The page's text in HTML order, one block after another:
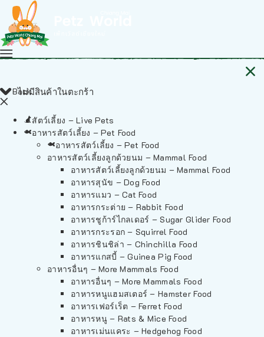
ไม่มีสินค้าในตะกร้า
Back
สัตว์เลี้ยง – Live Pets
อาหารสัตว์เลี้ยง – Pet Food
อาหารสัตว์เลี้ยง – Pet Food
อาหารสัตว์เลี้ยงลูกด้วยนม – Mammal Food
อาหารสัตว์เลี้ยงลูกด้วยนม – Mammal Food
อาหารสุนัข – Dog Food
อาหารแมว – Cat Food
อาหารกระต่าย – Rabbit Food
อาหารชูก้าร์ไกลเดอร์ – Sugar Glider Food
อาหารกระรอก – Squirrel Food
อาหารชินชิล่า – Chinchilla Food
อาหารแกสบี้ – Guinea Pig Food
อาหารอื่นๆ – More Mammals Food
อาหารอื่นๆ – More Mammals Food
อาหารหนูแฮมสเตอร์ – Hamster Food
อาหารเฟอร์เร็ต – Ferret Food
อาหารหนู – Rats & Mice Food
อาหารเม่นแคระ – Hedgehog Food